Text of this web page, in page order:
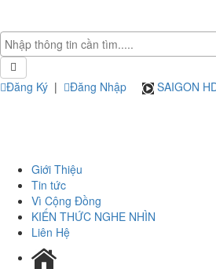
Đăng Ký | Đăng Nhập SAIGON
Giới Thiệu
Tin tức
Vì Cộng Đồng
KIẾN THỨC NGHE NHÌN
Liên Hệ